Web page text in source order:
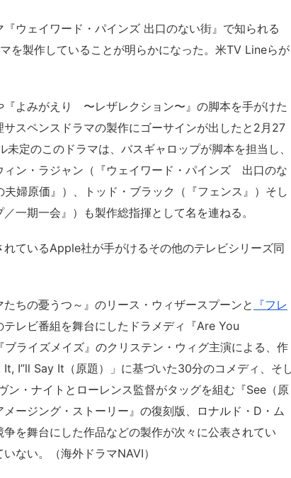
ウェイワード・パインズ 出口のない街』で知られる
を製作していることが明らかになった。米TV Lineらが
よみがえり 〜レザレクション〜』の脚本を手がけた
スペンスドラマの製作にゴーサインが出したと2月27
定のこのドラマは、バスギャロップが脚本を担当し、
ン・ラジャン（『ウェイワード・パインズ 出口のな
婦原価』）、トッド・ブラック（『フェンス』）そし
一期一会』）も製作総指揮として名を連ねる。
ているApple社が手がけるその他のテレビシリーズ同
ちの憂うつ～』のリース・ウィザースプーンと
『フレ
レビ番組を舞台にしたドラメディ『Are You
ライズメイズ』のクリステン・ウィグ主演による、作
I”ll Say It（原題）」に基づいた30分のコメディ、そ
ン・ナイトとローレンス監督がタッグを組む『See（原
ージング・ストーリー』の復刻版、ロナルド・D・ム
を舞台にした作品などの製作が次々に公表されてい
ない。（海外ドラマNAVI）